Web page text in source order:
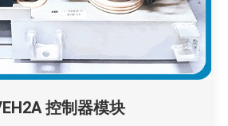
控制器模块